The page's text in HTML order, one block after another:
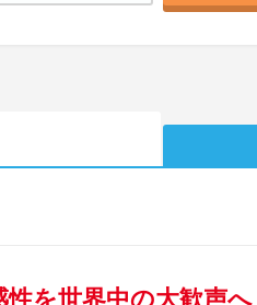
を世界中の大歓声へ